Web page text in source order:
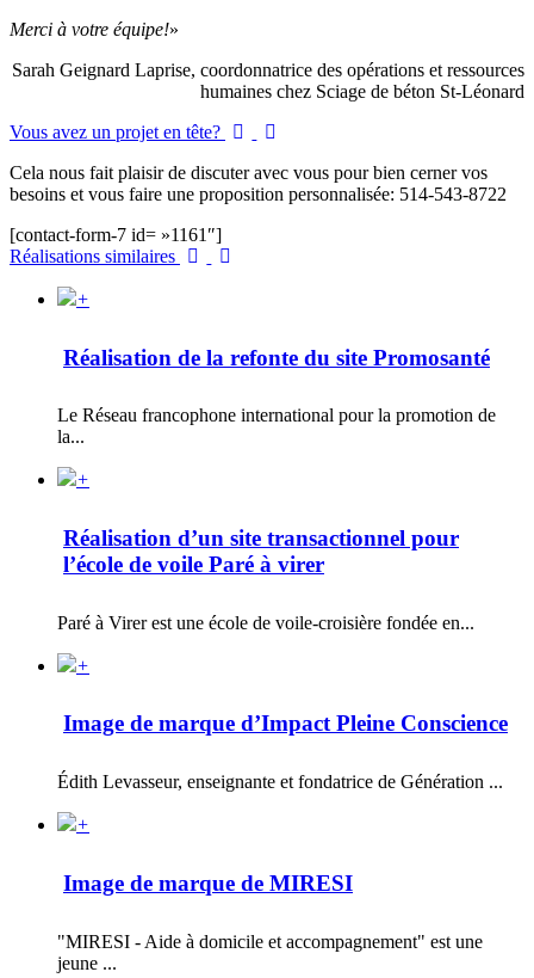
Merci à votre équipe!»
Sarah Geignard Laprise, coordonnatrice des opérations et ressources
humaines chez Sciage de béton St-Léonard
Vous avez un projet en tête?
Cela nous fait plaisir de discuter avec vous pour bien cerner vos
besoins et vous faire une proposition personnalisée: 514-543-8722
[contact-form-7 id= »1161″]
Réalisations similaires
+
Réalisation de la refonte du site Promosanté
Le Réseau francophone international pour la promotion de
la...
+
Réalisation d’un site transactionnel pour
l’école de voile Paré à virer
Paré à Virer est une école de voile-croisière fondée en...
+
Image de marque d’Impact Pleine Conscience
Édith Levasseur, enseignante et fondatrice de Génération ...
+
Image de marque de MIRESI
"MIRESI - Aide à domicile et accompagnement" est une
jeune ...